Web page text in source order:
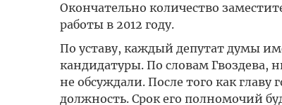
Окончательно количество
работы в 2012 году.
По уставу, каждый депутат думы
кандидатуры. По словам
не обсуждали. После того как
должность. Срок его полномочий